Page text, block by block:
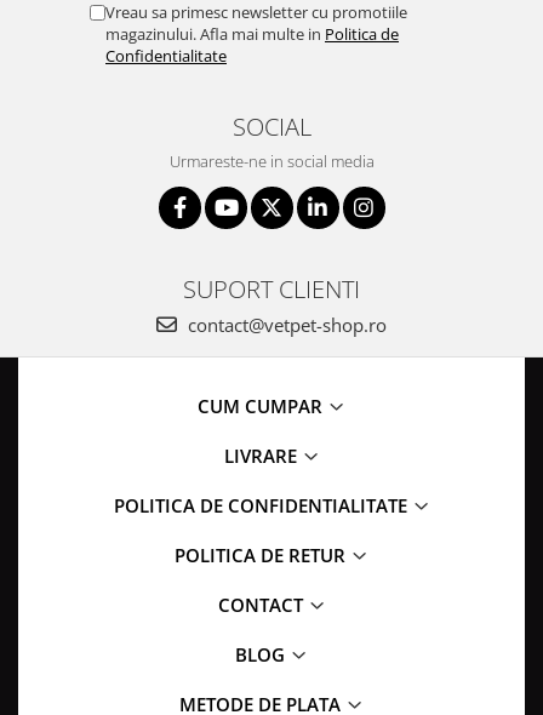
Vreau sa primesc newsletter cu promotiile
magazinului. Afla mai multe in Politica de
Confidentialitate
SOCIAL
Urmareste-ne in social media
SUPORT CLIENTI
contact@vetpet-shop.ro
CUM CUMPAR
LIVRARE
POLITICA DE CONFIDENTIALITATE
POLITICA DE RETUR
CONTACT
BLOG
METODE DE PLATA